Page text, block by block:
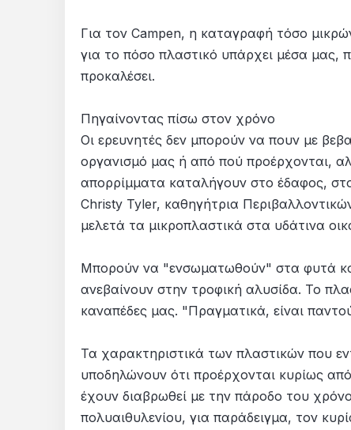
Για τον Campen, η καταγραφή τόσο
για το πόσο πλαστικό υπάρχει μέσα μας,
προκαλέσει.
Πηγαίνοντας πίσω στον χρόνο
Οι ερευνητές δεν μπορούν να πουν με
οργανισμό μας ή από πού προέρχονται,
απορρίμματα καταλήγουν στο έδαφος,
Christy Tyler, καθηγήτρια
μελετά τα μικροπλαστικά στα υδάτινα
Μπορούν να "ενσωματωθούν" στα φυτά
ανεβαίνουν στην τροφική αλυσίδα. Το
καναπέδες μας. "Πραγματικά, είναι
Τα χαρακτηριστικά των πλαστικών που
υποδηλώνουν ότι προέρχονται κυρίως
έχουν διαβρωθεί με την πάροδο του
πολυαιθυλενίου, για παράδειγμα, τον